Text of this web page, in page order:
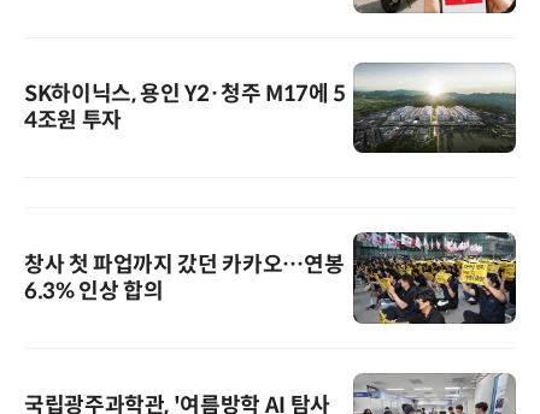
SK하이닉스, 용인 Y2·청주 M17에 5
4조원 투자
창사 첫 파업까지 갔던 카카오…연봉
6.3% 인상 합의
국립광주과학관, '여름방학 AI 탐사